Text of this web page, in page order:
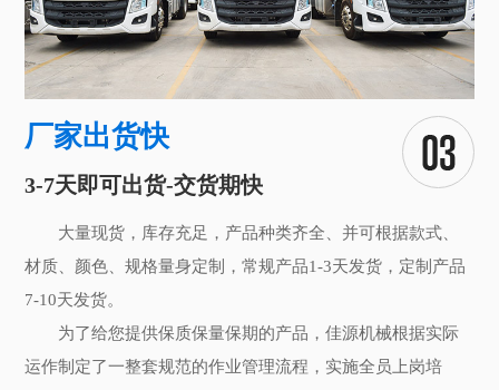
厂家出货快
3-7天即可出货-交货期快
大量现货，库存充足，产品种类齐全、并可根据款式、
材质、颜色、规格量身定制，常规产品1-3天发货，定制产品
7-10天发货。
为了给您提供保质保量保期的产品，佳源机械根据实际
运作制定了一整套规范的作业管理流程，实施全员上岗培